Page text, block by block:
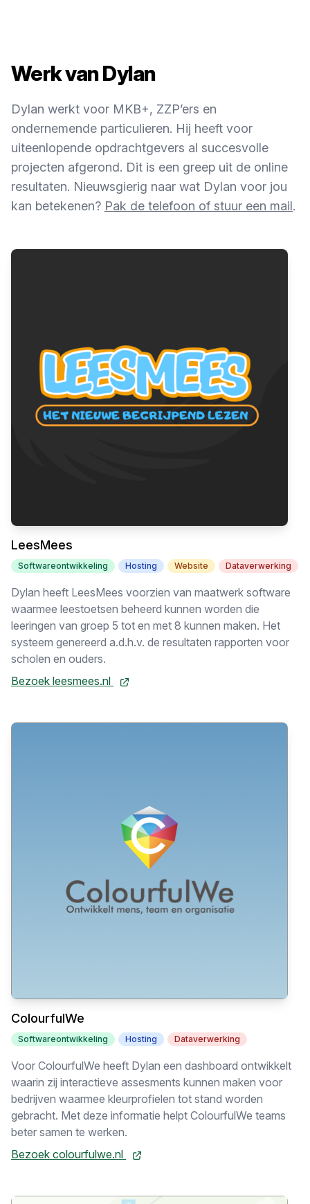
Werk van Dylan
Dylan werkt voor MKB+, ZZP’ers en
ondernemende particulieren. Hij heeft voor
uiteenlopende opdrachtgevers al succesvolle
projecten afgerond. Dit is een greep uit de online
resultaten. Nieuwsgierig naar wat Dylan voor jou
kan betekenen? Pak de telefoon of stuur een mail.
LeesMees
Softwareontwikkeling Hosting Website Dataverwerking
Dylan heeft LeesMees voorzien van maatwerk software
waarmee leestoetsen beheerd kunnen worden die
leeringen van groep 5 tot en met 8 kunnen maken. Het
systeem genereerd a.d.h.v. de resultaten rapporten voor
scholen en ouders.
Bezoek leesmees.nl
ColourfulWe
Softwareontwikkeling Hosting Dataverwerking
Voor ColourfulWe heeft Dylan een dashboard ontwikkelt
waarin zij interactieve assesments kunnen maken voor
bedrijven waarmee kleurprofielen tot stand worden
gebracht. Met deze informatie helpt ColourfulWe teams
beter samen te werken.
Bezoek colourfulwe.nl